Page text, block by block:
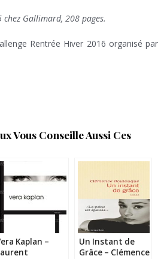
Gallimard, 208 pages.
Rentrée Hiver 2016 organisé par
Vous Conseille Aussi Ces
Kaplan –
Un Instant de
Grâce – Clémence